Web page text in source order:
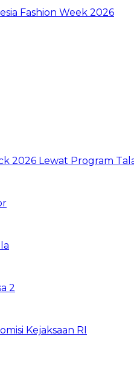
Fashion Week 2026
2026 Lewat Program
2
Kejaksaan RI